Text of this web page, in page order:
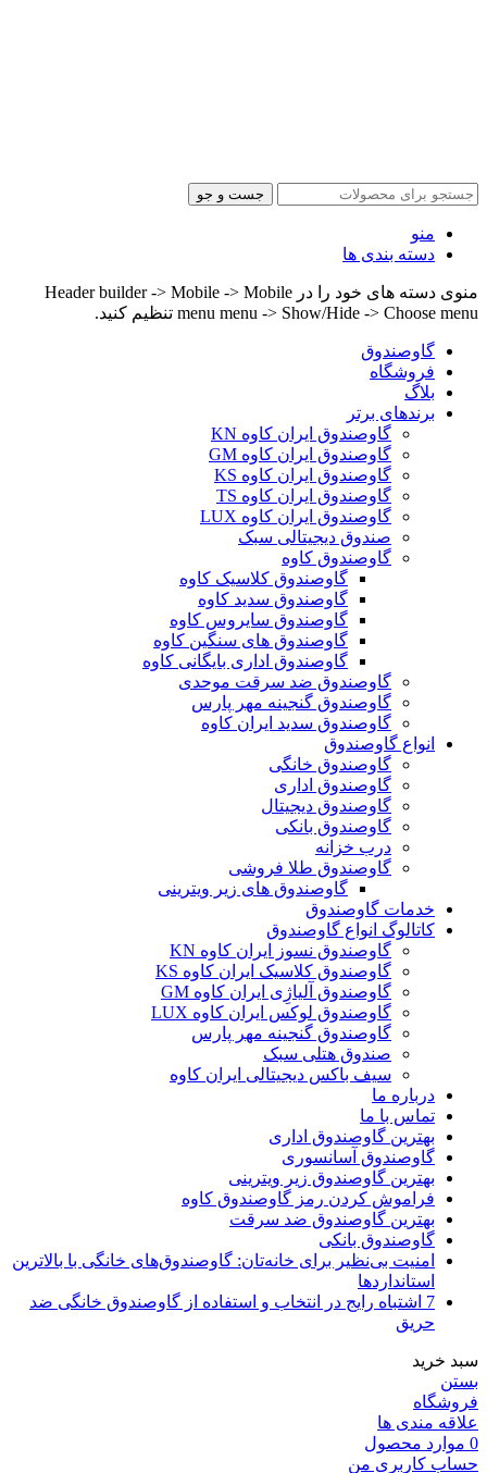
جست و جو
منو
دسته بندی ها
منوی دسته های خود را در Header builder -> Mobile -> Mobile
menu menu -> Show/Hide -> Choose menu تنظیم کنید.
گاوصندوق
فروشگاه
بلاگ
برندهای برتر
گاوصندوق ایران کاوه KN
گاوصندوق ایران کاوه GM
گاوصندوق ایران کاوه KS
گاوصندوق ایران کاوه TS
گاوصندوق ایران کاوه LUX
صندوق دیجیتالی سبک
گاوصندوق کاوه
گاوصندوق کلاسیک کاوه
گاوصندوق سدید کاوه
گاوصندوق سایروس کاوه
گاوصندوق های سنگین کاوه
گاوصندوق اداری بایگانی کاوه
گاوصندوق ضد سرقت موحدی
گاوصندوق گنجینه مهر پارس
گاوصندوق سدید ایران کاوه
انواع گاوصندوق
گاوصندوق خانگی
گاوصندوق اداری
گاوصندوق دیجیتال
گاوصندوق بانکی
درب خزانه
گاوصندوق طلا فروشی
گاوصندوق های زیر ویترینی
خدمات گاوصندوق
کاتالوگ انواع گاوصندوق
گاوصندوق نسوز ایران کاوه KN
گاوصندوق کلاسیک ایران کاوه KS
گاوصندوق آلیاژِی ایران کاوه GM
گاوصندوق لوکس ایران کاوه LUX
گاوصندوق گنجینه مهر پارس
صندوق هتلی سبک
سیف باکس دیجیتالی ایران کاوه
درباره ما
تماس با ما
بهترین گاوصندوق اداری
گاوصندوق آسانسوری
بهترین گاوصندوق زیر ویترینی
فراموش کردن رمز گاوصندوق کاوه
بهترین گاوصندوق ضد سرقت
گاوصندوق بانکی
امنیت بی‌نظیر برای خانه‌تان: گاوصندوق‌های خانگی با بالاترین
استانداردها
7 اشتباه رایج در انتخاب و استفاده از گاوصندوق خانگی ضد
حریق
سبد خرید
بستن
فروشگاه
علاقه مندی ها
0 موارد محصول
حساب کاربری من